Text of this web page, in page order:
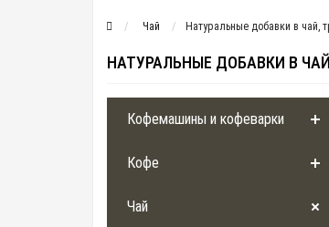
Чай Натуральные добавки в чай,
НАТУРАЛЬНЫЕ ДОБАВКИ В
Кофемашины и кофеварки
Кофе
Чай